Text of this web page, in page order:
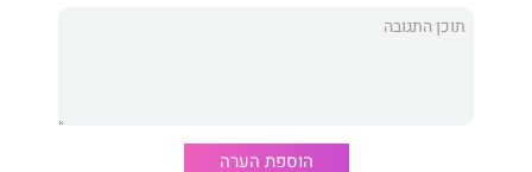
הוספת הערה